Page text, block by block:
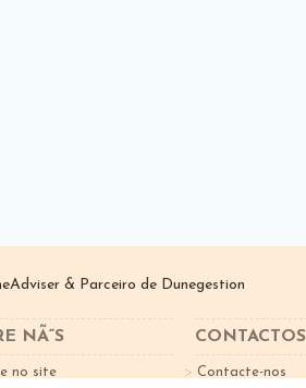
& Parceiro de Dunegestion
NÃ“S
no site
CONTACTOS
Contacte-nos